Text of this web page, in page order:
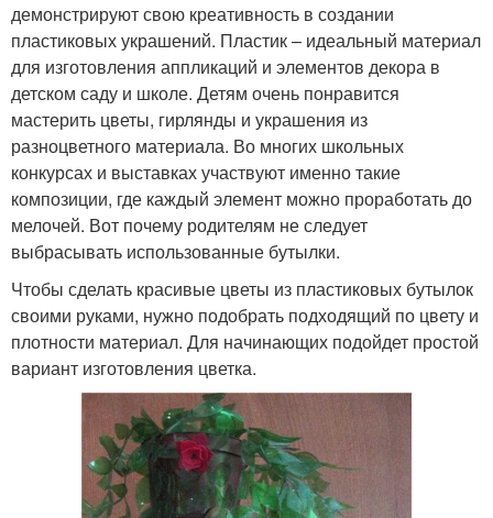
демонстрируют свою креативность в создании
пластиковых украшений. Пластик – идеальный материал
для изготовления аппликаций и элементов декора в
детском саду и школе. Детям очень понравится
мастерить цветы, гирлянды и украшения из
разноцветного материала. Во многих школьных
конкурсах и выставках участвуют именно такие
композиции, где каждый элемент можно проработать до
мелочей. Вот почему родителям не следует
выбрасывать использованные бутылки.
Чтобы сделать красивые цветы из пластиковых бутылок
своими руками, нужно подобрать подходящий по цвету и
плотности материал. Для начинающих подойдет простой
вариант изготовления цветка.